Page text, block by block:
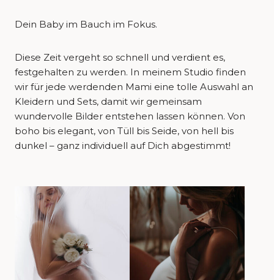
Dein Baby im Bauch im Fokus.
Diese Zeit vergeht so schnell und verdient es,
festgehalten zu werden. In meinem Studio finden
wir für jede werdenden Mami eine tolle Auswahl an
Kleidern und Sets, damit wir gemeinsam
wundervolle Bilder entstehen lassen können. Von
boho bis elegant, von Tüll bis Seide, von hell bis
dunkel – ganz individuell auf Dich abgestimmt!